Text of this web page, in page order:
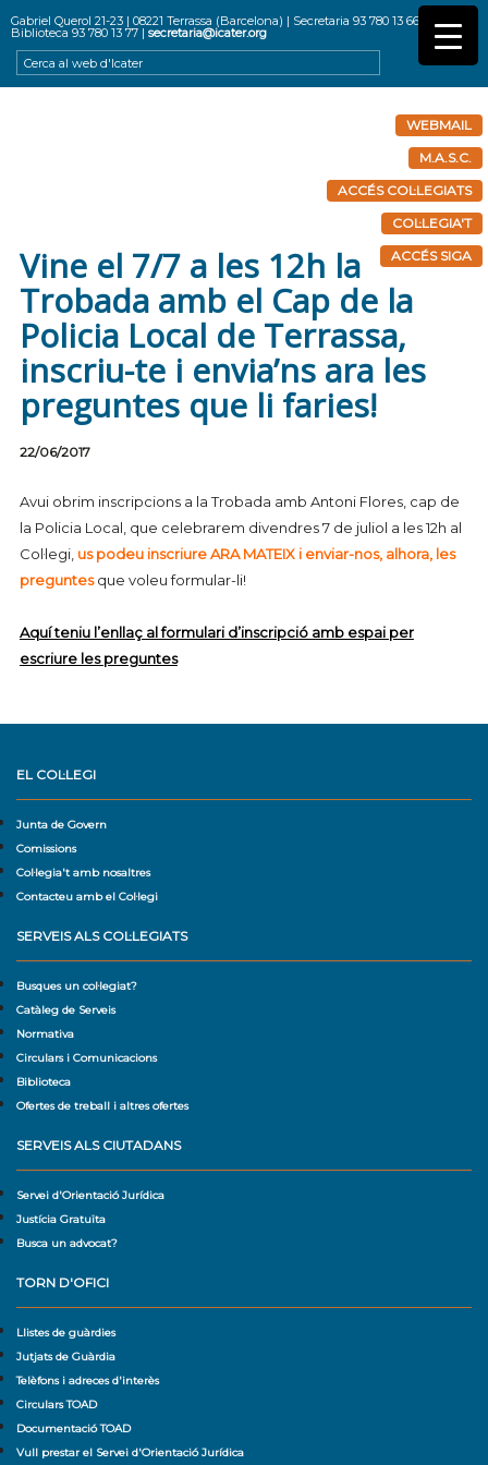
Gabriel Querol 21-23 | 08221 Terrassa (Barcelona) | Secretaria 93 780 13 66 |
Biblioteca 93 780 13 77 |secretaria@icater.org
WEBMAIL
M.A.S.C.
ACCÉS COL·LEGIATS
COL·LEGIA'T
ACCÉS SIGA
Vine el 7/7 a les 12h la
Trobada amb el Cap de la
Policia Local de Terrassa,
inscriu-te i envia’ns ara les
preguntes que li faries!
22/06/2017
Avui obrim inscripcions a la Trobada amb Antoni Flores, cap de
la Policia Local, que celebrarem divendres 7 de juliol a les 12h al
Col·legi, us podeu inscriure ARA MATEIX i enviar-nos, alhora, les
preguntes que voleu formular-li!
Aquí teniu l’enllaç al formulari d’inscripció amb espai per
escriure les preguntes
EL COL·LEGI
Junta de Govern
Comissions
Col·legia't amb nosaltres
Contacteu amb el Col·legi
SERVEIS ALS COL·LEGIATS
Busques un col·legiat?
Catàleg de Serveis
Normativa
Circulars i Comunicacions
Biblioteca
Ofertes de treball i altres ofertes
SERVEIS ALS CIUTADANS
Servei d'Orientació Jurídica
Justícia Gratuïta
Busca un advocat?
TORN D'OFICI
Llistes de guàrdies
Jutjats de Guàrdia
Telèfons i adreces d'interès
Circulars TOAD
Documentació TOAD
Vull prestar el Servei d'Orientació Jurídica